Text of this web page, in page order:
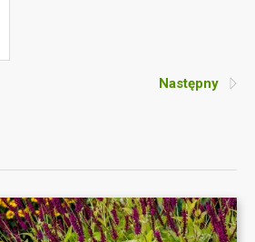
Następny